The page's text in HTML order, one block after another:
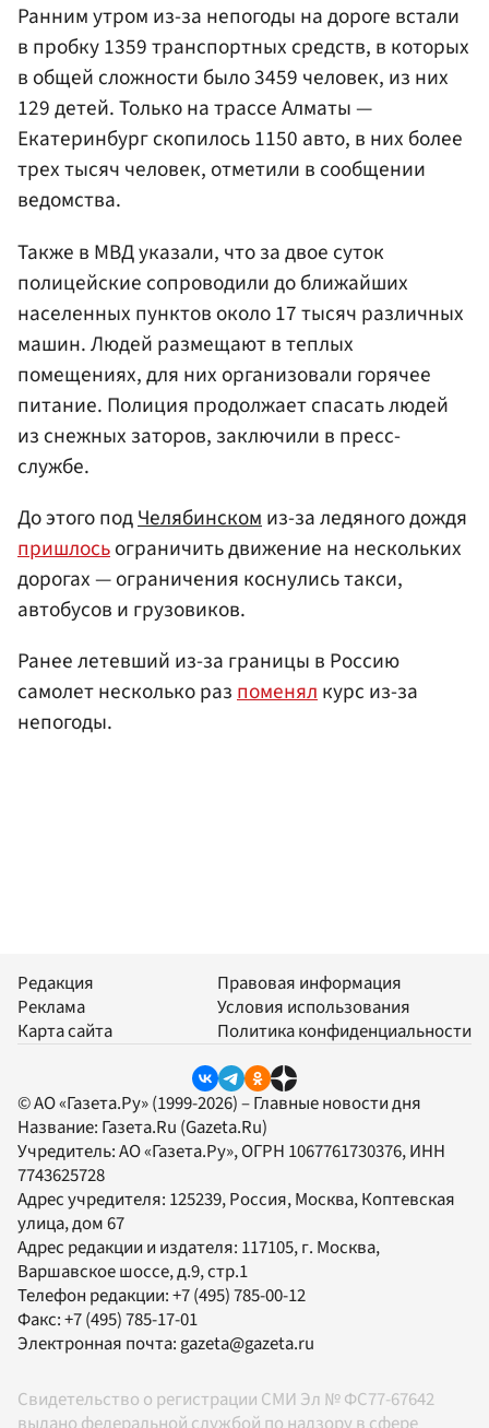
Ранним утром из-за непогоды на дороге встали
в пробку 1359 транспортных средств, в которых
в общей сложности было 3459 человек, из них
129 детей. Только на трассе Алматы —
Екатеринбург скопилось 1150 авто, в них более
трех тысяч человек, отметили в сообщении
ведомства.
Также в МВД указали, что за двое суток
полицейские сопроводили до ближайших
населенных пунктов около 17 тысяч различных
машин. Людей размещают в теплых
помещениях, для них организовали горячее
питание. Полиция продолжает спасать людей
из снежных заторов, заключили в пресс-
службе.
До этого подЧелябинскомиз-за ледяного дождя
пришлосьограничить движение на нескольких
дорогах — ограничения коснулись такси,
автобусов и грузовиков.
Ранее летевший из-за границы в Россию
самолет несколько разпоменялкурс из-за
непогоды.
Редакция
Реклама
Карта сайта
Правовая информация
Условия использования
Политика конфиденциальности
© АО «Газета.Ру» (1999-2026) – Главные новости дня
Название: Газета.Ru (Gazeta.Ru)
Учредитель:АО «Газета.Ру», ОГРН 1067761730376, ИНН
7743625728
Адрес учредителя: 125239, Россия, Москва, Коптевская
улица, дом 67
Адрес редакции и издателя: 117105, г. Москва,
Варшавское шоссе, д.9, стр.1
Телефон редакции:+7 (495) 785-00-12
Факс:+7 (495) 785-17-01
Электронная почта:gazeta@gazeta.ru
Свидетельство о регистрации СМИ Эл № ФС77-67642